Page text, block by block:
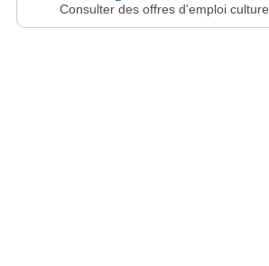
Consulter des offres d'emploi culture